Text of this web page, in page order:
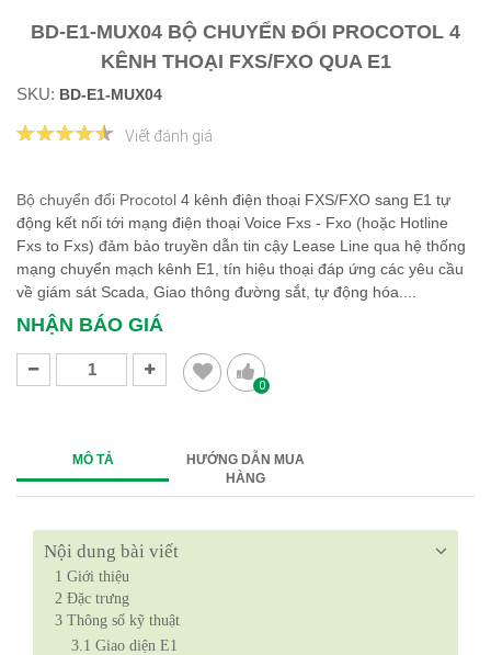
BD-E1-MUX04 BỘ CHUYỂN ĐỔI PROCOTOL 4
KÊNH THOẠI FXS/FXO QUA E1
SKU: BD-E1-MUX04
Viết đánh giá
Bộ chuyển đổi Procotol 4 kênh điện thoại FXS/FXO sang E1 tự
động kết nối tới mạng điện thoại Voice Fxs - Fxo (hoặc Hotline
Fxs to Fxs) đảm bảo truyền dẫn tin cậy Lease Line qua hệ thống
mạng chuyển mạch kênh E1, tín hiệu thoại đáp ứng các yêu cầu
về giám sát Scada, Giao thông đường sắt, tự động hóa....
NHẬN BÁO GIÁ
0
MÔ TẢ
HƯỚNG DẪN MUA
HÀNG
Nội dung bài viết
1 Giới thiệu
2 Đặc trưng
3 Thông số kỹ thuật
3.1 Giao diện E1